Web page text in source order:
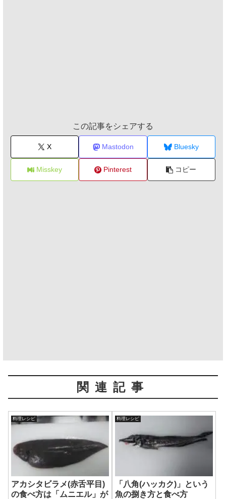
この記事をシェアする
X Mastodon Bluesky
Misskey Pinterest コピー
関連記事
料理レシピ
アカシタビラメ(赤舌平目)
の食べ方は「ムニエル」が
料理レシピ
「八角(ハッカク)」という
魚の捌き方と食べ方